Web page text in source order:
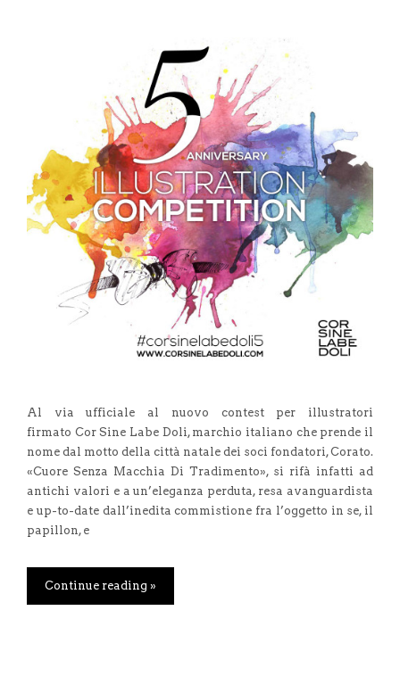
Al via ufficiale al nuovo contest per illustratori
firmato Cor Sine Labe Doli, marchio italiano che prende il
nome dal motto della città natale dei soci fondatori, Corato.
«Cuore Senza Macchia Di Tradimento», si rifà infatti ad
antichi valori e a un’eleganza perduta, resa avanguardista
e up-to-date dall’inedita commistione fra l’oggetto in se, il
papillon, e
Continue reading »